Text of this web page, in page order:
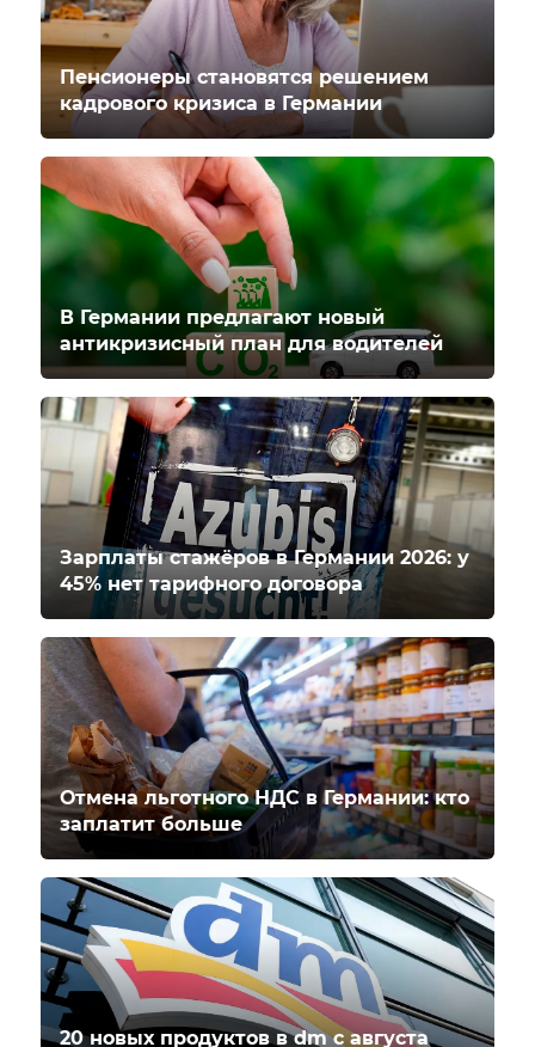
Пенсионеры становятся решением
кадрового кризиса в Германии
В Германии предлагают новый
антикризисный план для водителей
Зарплаты стажёров в Германии 2026: у
45% нет тарифного договора
Отмена льготного НДС в Германии: кто
заплатит больше
20 новых продуктов в dm с августа